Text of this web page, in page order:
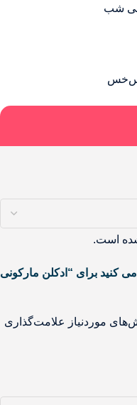
شب
خس‌خس
است.
کنید برای “ادکلن مارکونی
موردنیاز علامت‌گذاری